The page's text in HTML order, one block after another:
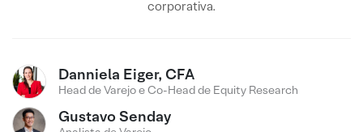
corporativa.
Danniela Eiger, CFA
Head de Varejo e Co-Head de Equity Research
Gustavo Senday